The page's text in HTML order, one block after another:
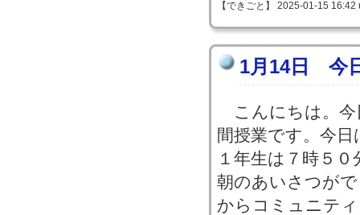
【できごと】 2025-01-15
1月14日 今
こんにちは。今
間授業です。今
１年生は７時５
朝のあいさつが
からコミュニテ